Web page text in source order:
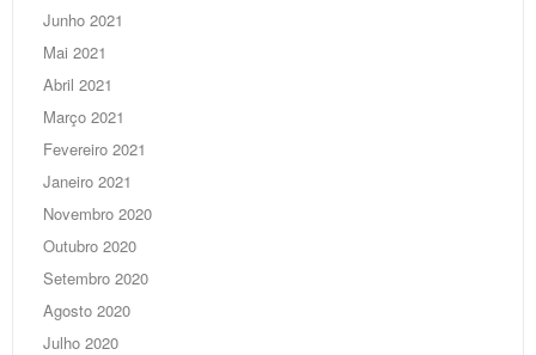
Junho 2021
Mai 2021
Abril 2021
Março 2021
Fevereiro 2021
Janeiro 2021
Novembro 2020
Outubro 2020
Setembro 2020
Agosto 2020
Julho 2020